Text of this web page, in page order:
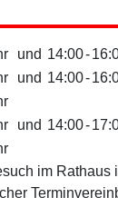
und 14:00-
und 14:00-
und 14:00-
im Rathaus